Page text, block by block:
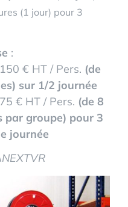
(1 jour) pour 3
:
150 € HT / Pers. (de
sur 1/2 journée
75 € HT / Pers. (de 8
par groupe) pour 3
journée